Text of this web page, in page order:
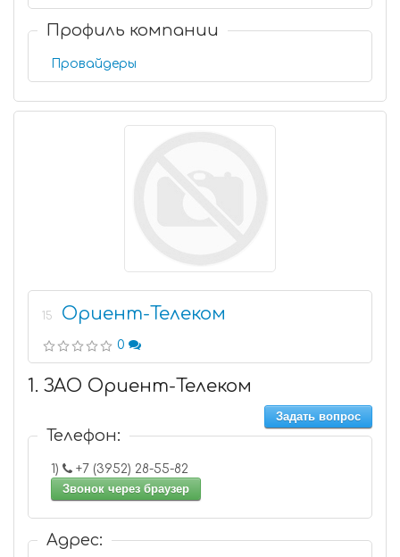
Профиль компании
Провайдеры
15 Ориент-Телеком
0
1. ЗАО Ориент-Телеком
Задать вопрос
Телефон:
1)
+7 (3952) 28-55-82
Звонок через браузер
Адрес: